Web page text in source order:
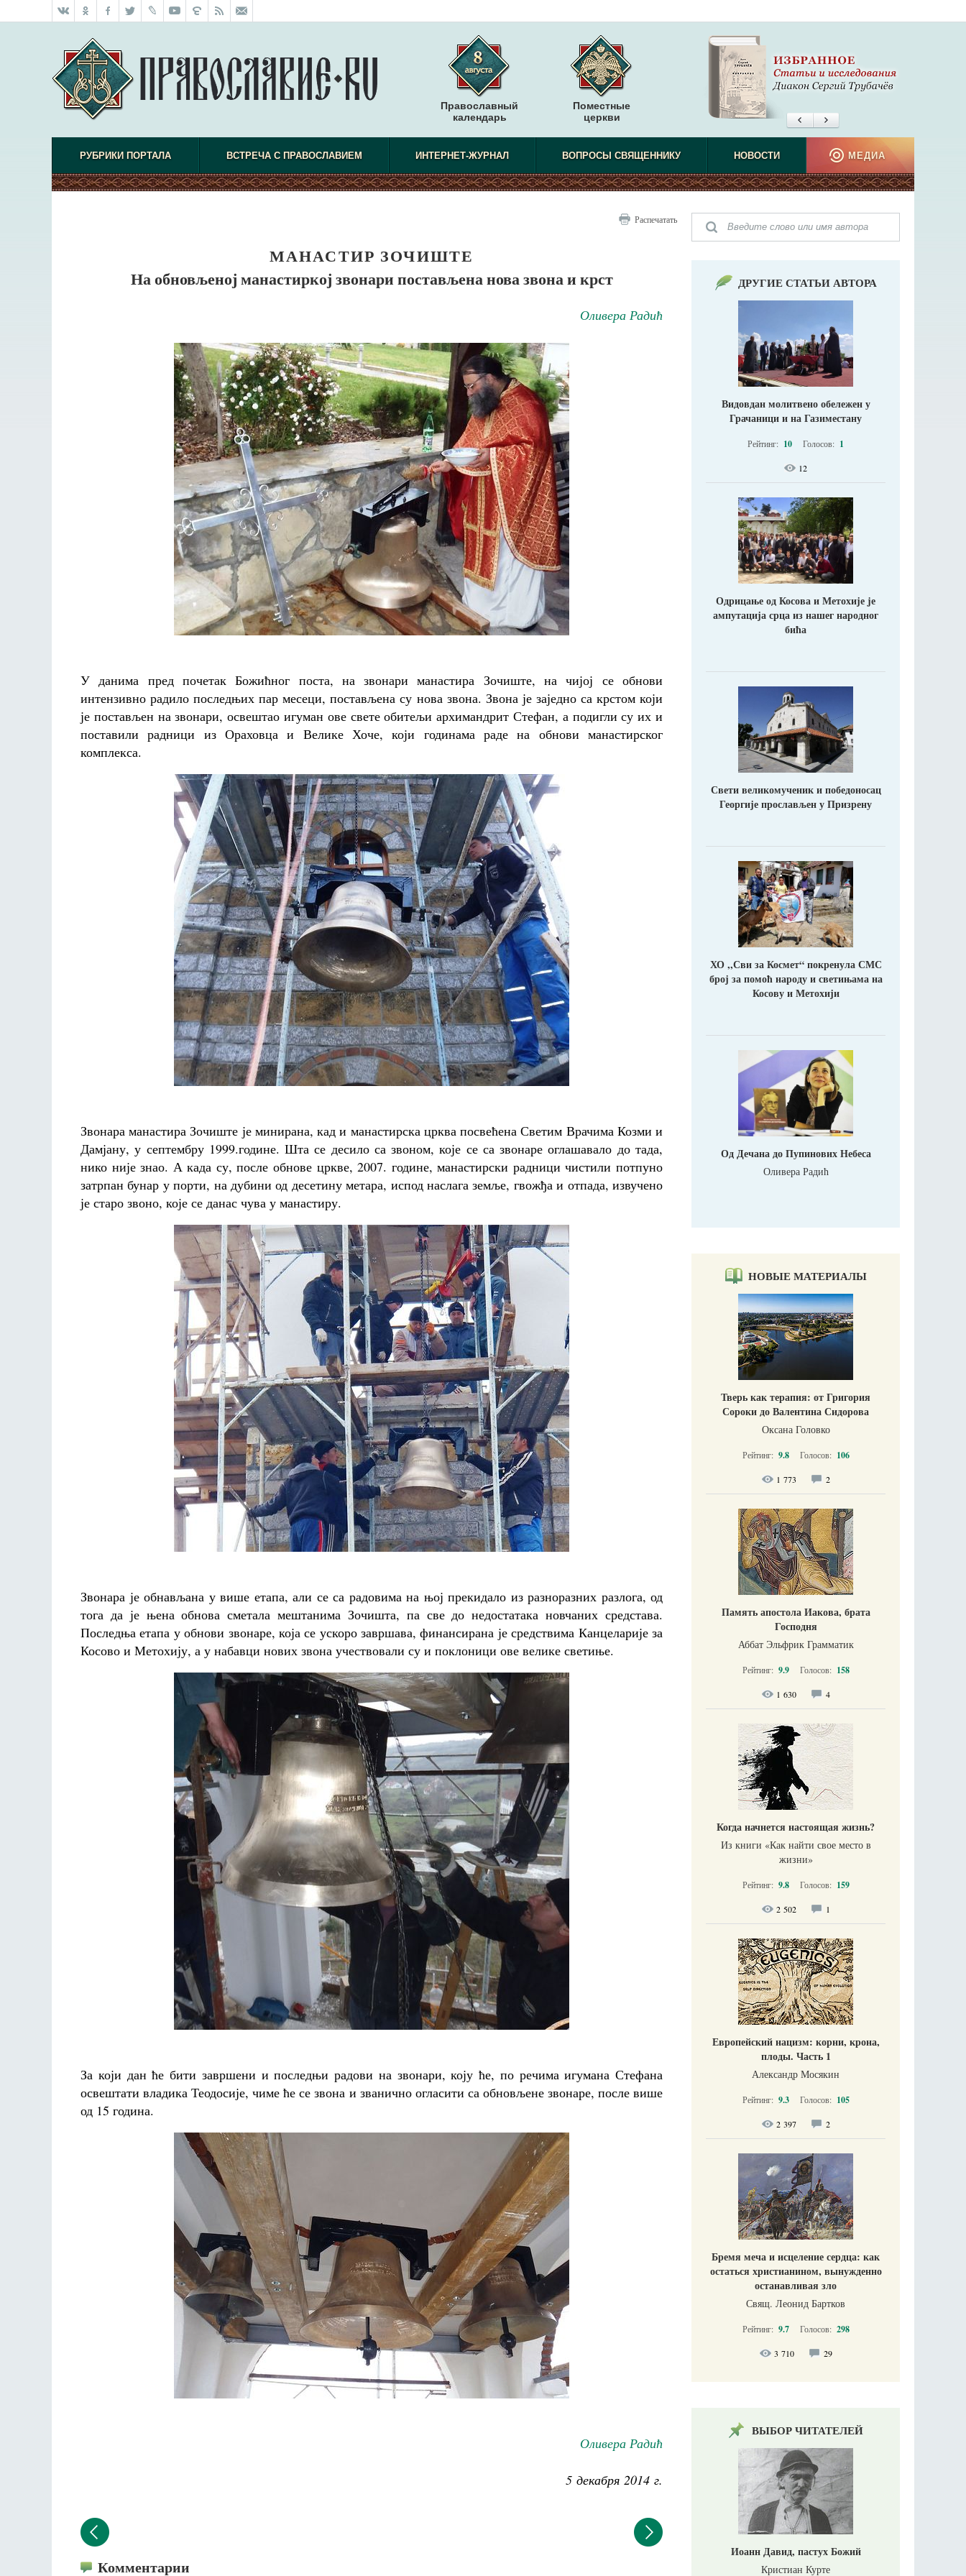
Поместные
церкви
Православный
календарь
РУБРИКИ ПОРТАЛА ВСТРЕЧА С ПРАВОСЛАВИЕМ ИНТЕРНЕТ-ЖУРНАЛ ВОПРОСЫ СВЯЩЕННИКУ НОВОСТИ МЕДИА
Распечатать
МАНАСТИР ЗОЧИШТЕ
На обновљеној манастиркој звонари постављена нова звона и крст
Оливера Радић
У данима пред почетак Божићног поста, на звонари манастира Зочиште, на чијој се обнови
интензивно радило последњих пар месеци, постављена су нова звона. Звона је заједно са крстом који
је постављен на звонари, освештао игуман ове свете обитељи архимандрит Стефан, а подигли су их и
поставили радници из Ораховца и Велике Хоче, који годинама раде на обнови манастирског
комплекса.
Звонара манастира Зочиште је минирана, кад и манастирска црква посвећена Светим Врачима Козми и
Дамјану, у септембру 1999.године. Шта се десило са звоном, које се са звонаре оглашавало до тада,
нико није знао. А када су, после обнове цркве, 2007. године, манастирски радници чистили потпуно
затрпан бунар у порти, на дубини од десетину метара, испод наслага земље, гвожђа и отпада, извучено
је старо звоно, које се данас чува у манастиру.
Звонара је обнављана у више етапа, али се са радовима на њој прекидало из разноразних разлога, од
тога да је њена обнова сметала мештанима Зочишта, па све до недостатака новчаних средстава.
Последња етапа у обнови звонаре, која се ускоро завршава, финансирана је средствима Канцеларије за
Косово и Метохију, а у набавци нових звона учествовали су и поклоници ове велике светиње.
За који дан ће бити завршени и последњи радови на звонари, коју ће, по речима игумана Стефана
освештати владика Теодосије, чиме ће се звона и званично огласити са обновљене звонаре, после више
од 15 година.
Оливера Радић
5 декабря 2014 г.
Комментарии
ДРУГИЕ СТАТЬИ АВТОРА
Видовдан молитвено обележен у
Грачаници и на Газиместану
Рейтинг: 10 Голосов: 1
12
Одрицање од Косова и Метохије jе
ампутација срца из нашег народног
бића
Свети великомученик и победоносац
Георгије прослављен у Призрену
ХО ,,Сви за Космет“ покренула СМС
број за помоћ народу и светињама на
Косову и Метохији
Од Дечана до Пупинових Небеса
Оливера Радић
НОВЫЕ МАТЕРИАЛЫ
Тверь как терапия: от Григория
Сороки до Валентина Сидорова
Оксана Головко
Рейтинг: 9.8 Голосов: 106
1 773 2
Память апостола Иакова, брата
Господня
Аббат Эльфрик Грамматик
Рейтинг: 9.9 Голосов: 158
1 630 4
Когда начнется настоящая жизнь?
Из книги «Как найти свое место в
жизни​»
Рейтинг: 9.8 Голосов: 159
2 502 1
Европейский нацизм: корни, крона,
плоды. Часть 1
Александр Мосякин
Рейтинг: 9.3 Голосов: 105
2 397 2
Бремя меча и исцеление сердца: как
остаться христианином, вынужденно
останавливая зло
Свящ. Леонид Бартков
Рейтинг: 9.7 Голосов: 298
3 710 29
ВЫБОР ЧИТАТЕЛЕЙ
Иоанн Давид, пастух Божий
Кристиан Курте